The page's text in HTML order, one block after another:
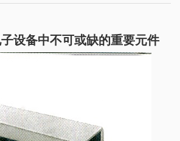
设备中不可或缺的重要元件